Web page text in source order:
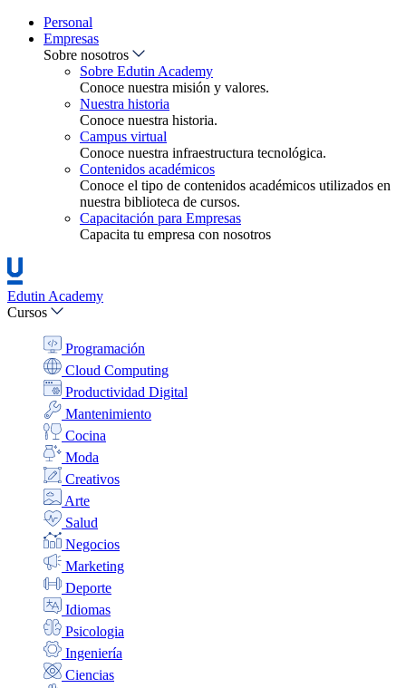
Personal
Empresas
Sobre nosotros
Sobre Edutin Academy
Conoce nuestra misión y valores.
Nuestra historia
Conoce nuestra historia.
Campus virtual
Conoce nuestra infraestructura tecnológica.
Contenidos académicos
Conoce el tipo de contenidos académicos utilizados en
nuestra biblioteca de cursos.
Capacitación para Empresas
Capacita tu empresa con nosotros
Edutin Academy
Cursos
Programación
Cloud Computing
Productividad Digital
Mantenimiento
Cocina
Moda
Creativos
Arte
Salud
Negocios
Marketing
Deporte
Idiomas
Psicologia
Ingeniería
Ciencias